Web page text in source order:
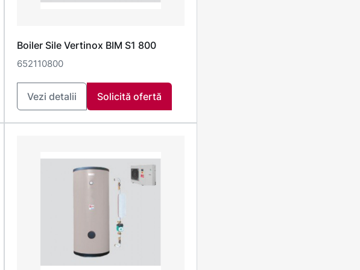
Boiler Sile Vertinox BIM S1 800
652110800
Vezi detalii Solicită ofertă